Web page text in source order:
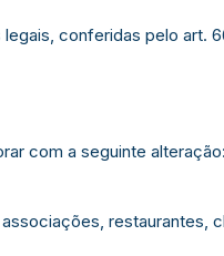
conferidas pelo art.
com a seguinte alteração:
restaurantes,